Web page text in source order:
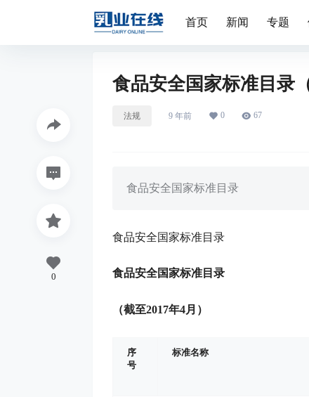
首页 新闻 专题
食品安全国家标准目录
法规 9 年前 0 67
食品安全国家标准目录
食品安全国家标准目录
食品安全国家标准目录
（截至2017年4月）
序
号
标准名称
0